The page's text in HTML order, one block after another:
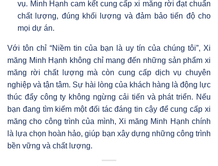
vụ. Minh Hạnh cam kết cung cấp xi măng rời đạt chuẩn
chất lượng, đúng khối lượng và đảm bảo tiến độ cho
mọi dự án.
Với tôn chỉ “Niềm tin của bạn là uy tín của chúng tôi”, Xi
măng Minh Hạnh không chỉ mang đến những sản phẩm xi
măng rời chất lượng mà còn cung cấp dịch vụ chuyên
nghiệp và tận tâm. Sự hài lòng của khách hàng là động lực
thúc đẩy công ty không ngừng cải tiến và phát triển. Nếu
bạn đang tìm kiếm một đối tác đáng tin cậy để cung cấp xi
măng cho công trình của mình, Xi măng Minh Hạnh chính
là lựa chọn hoàn hảo, giúp bạn xây dựng những công trình
bền vững và chất lượng.